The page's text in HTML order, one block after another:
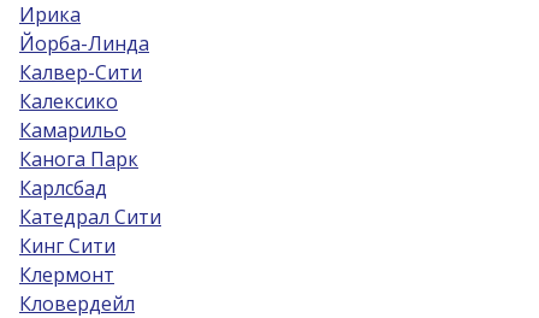
Ирика
Йорба-Линда
Калвер-Сити
Калексико
Камарильо
Канога Парк
Карлсбад
Катедрал Сити
Кинг Сити
Клермонт
Кловердейл